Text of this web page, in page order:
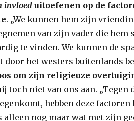
invloeduitoefenen op de
. „We kunnen hem zijn
van zijn vader die hem
te vinden. We kunnen de
door het westers buitenlands
om zijn religieuze
toch niet van ons aan. „Tegen
hebben deze factoren
alleen nog maar wat met zijn